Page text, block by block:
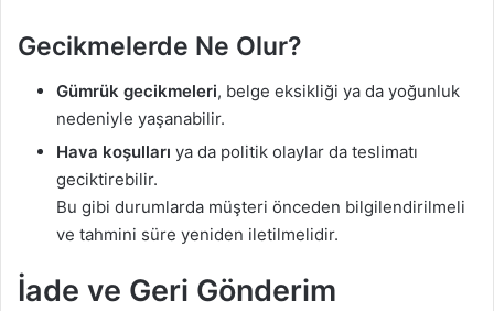
Gecikmelerde Ne Olur?
Gümrük gecikmeleri, belge eksikliği ya da yoğunluk
nedeniyle yaşanabilir.
Hava koşulları ya da politik olaylar da teslimatı
geciktirebilir.
Bu gibi durumlarda müşteri önceden bilgilendirilmeli
ve tahmini süre yeniden iletilmelidir.
İade ve Geri Gönderim